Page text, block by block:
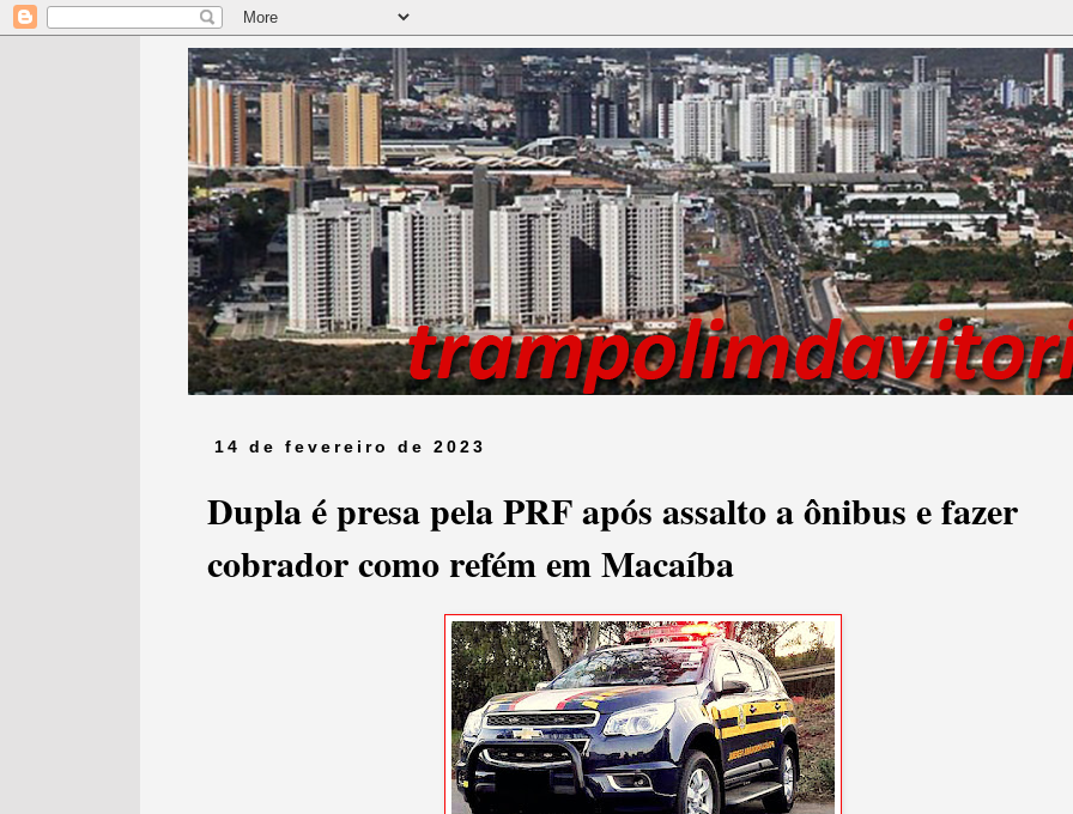
14 de fevereiro de 2023
Dupla é presa pela PRF após assalto a ônibus e fazer
cobrador como refém em Macaíba